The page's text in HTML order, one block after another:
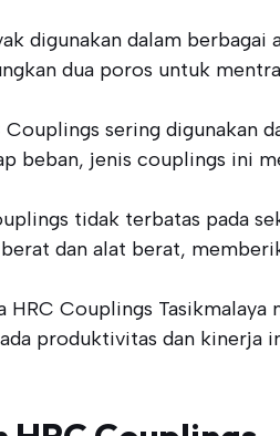
digunakan dalam
dua poros untuk
Couplings sering digunakan
beban, jenis couplings ini
tidak terbatas pada
dan alat berat,
HRC Couplings
produktivitas dan kinerja